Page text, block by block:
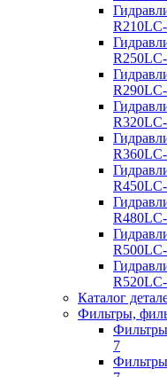
Каталог
Фильтры,
Фильтры
7
Фильтры